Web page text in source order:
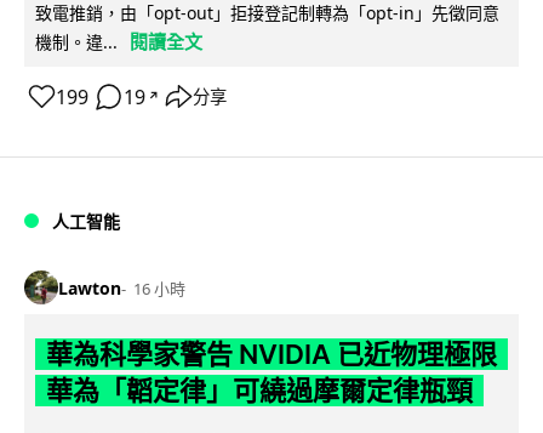
致電推銷，由「opt-out」拒接登記制轉為「opt-in」先徵同意
機制。違...
閱讀全文
199 19 ↗ 分享
人工智能
Lawton 16 小時
華為科學家警告 NVIDIA 已近物理極限
華為「韜定律」可繞過摩爾定律瓶頸